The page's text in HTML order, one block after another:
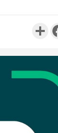
pari